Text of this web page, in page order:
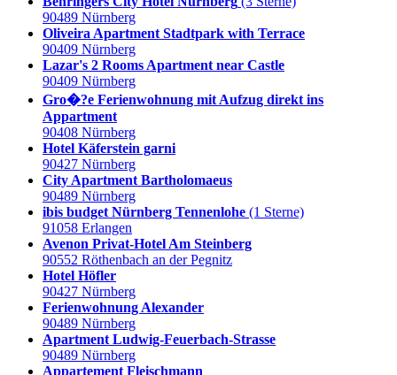
90489 Nürnberg
Oliveira Apartment Stadtpark with Terrace
90409 Nürnberg
Lazar's 2 Rooms Apartment near Castle
90409 Nürnberg
Gro�?e Ferienwohnung mit Aufzug direkt ins
Appartment
90408 Nürnberg
Hotel Käferstein garni
90427 Nürnberg
City Apartment Bartholomaeus
90489 Nürnberg
ibis budget Nürnberg Tennenlohe (1 Sterne)
91058 Erlangen
Avenon Privat-Hotel Am Steinberg
90552 Röthenbach an der Pegnitz
Hotel Höfler
90427 Nürnberg
Ferienwohnung Alexander
90489 Nürnberg
Apartment Ludwig-Feuerbach-Strasse
90489 Nürnberg
Appartement Fleischmann